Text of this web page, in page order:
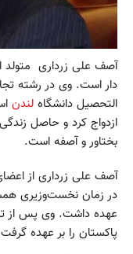
آصف علی زرداری متولد
دار است. وی در رشته
التحصیل دانشگاه لندن
بختاور و آصفه است.
آصف علی زرداری از
در زمان نخست‌وزیری
عهده داشت. وی پس از
پاکستان را بر عهده